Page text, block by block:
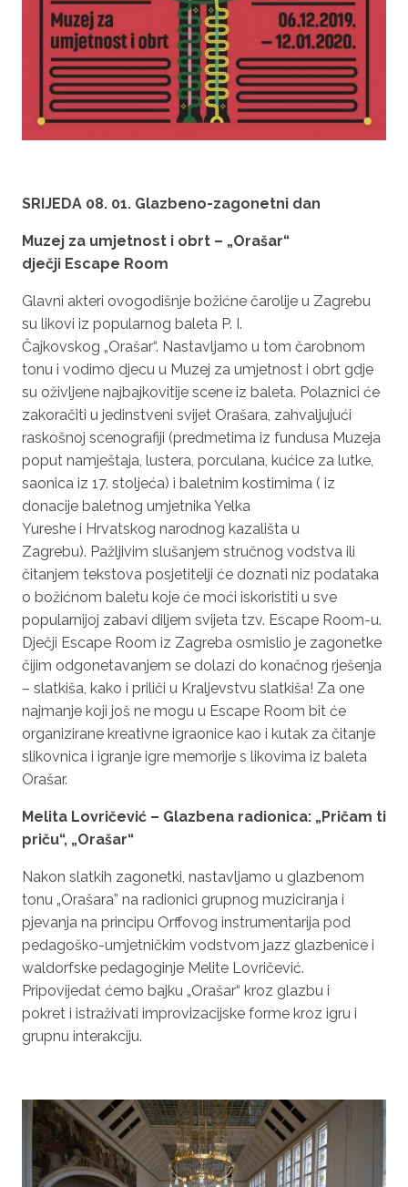
SRIJEDA 08. 01. Glazbeno-zagonetni dan
Muzej za umjetnost i obrt – „Orašar“
dječji Escape Room
Glavni akteri ovogodišnje božićne čarolije u Zagrebu
su likovi iz popularnog baleta P. I.
Čajkovskog „Orašar“. Nastavljamo u tom čarobnom
tonu i vodimo djecu u Muzej za umjetnost i obrt gdje
su oživljene najbajkovitije scene iz baleta. Polaznici će
zakoračiti u jedinstveni svijet Orašara, zahvaljujući
raskošnoj scenografiji (predmetima iz fundusa Muzeja
poput namještaja, lustera, porculana, kućice za lutke,
saonica iz 17. stoljeća) i baletnim kostimima ( iz
donacije baletnog umjetnika Yelka
Yureshe i Hrvatskog narodnog kazališta u
Zagrebu). Pažljivim slušanjem stručnog vodstva ili
čitanjem tekstova posjetitelji će doznati niz podataka
o božićnom baletu koje će moći iskoristiti u sve
popularnijoj zabavi diljem svijeta tzv. Escape Room-u.
Dječji Escape Room iz Zagreba osmislio je zagonetke
čijim odgonetavanjem se dolazi do konačnog rješenja
– slatkiša, kako i priliči u Kraljevstvu slatkiša! Za one
najmanje koji još ne mogu u Escape Room bit će
organizirane kreativne igraonice kao i kutak za čitanje
slikovnica i igranje igre memorije s likovima iz baleta
Orašar.
Melita Lovričević – Glazbena radionica: „Pričam ti
priču“, „Orašar“
Nakon slatkih zagonetki, nastavljamo u glazbenom
tonu „Orašara” na radionici grupnog muziciranja i
pjevanja na principu Orffovog instrumentarija pod
pedagoško-umjetničkim vodstvom jazz glazbenice i
waldorfske pedagoginje Melite Lovričević.
Pripovijedat ćemo bajku „Orašar“ kroz glazbu i
pokret i istraživati improvizacijske forme kroz igru i
grupnu interakciju.